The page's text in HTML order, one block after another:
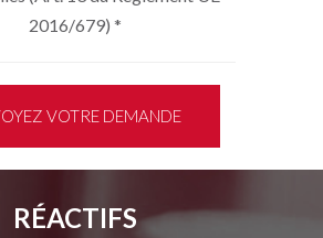
2016/679) *
VOTRE DEMANDE
RÉACTIFS